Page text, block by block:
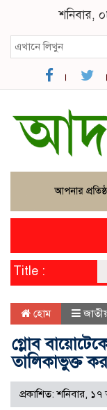
শনিবার,
Title :
হোম
গ্লোব
তালিকাভুক্ত
প্রকাশিত: শনিবার,